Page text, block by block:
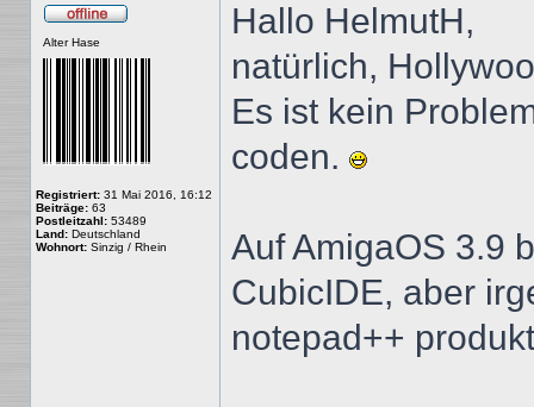
Alter Hase
Registriert: 31 Mai 2016, 16:12
Beiträge: 63
Postleitzahl: 53489
Land: Deutschland
Wohnort: Sinzig / Rhein
Hallo HelmutH,
natürlich,
Es ist kein
coden.
Auf AmigaOS 3.9
CubicIDE, aber
notepad++